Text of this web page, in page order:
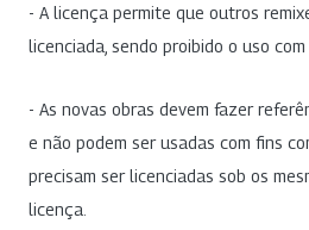
- A licença permite que outros
licenciada, sendo proibido o uso com
- As novas obras devem fazer
e não podem ser usadas com fins
precisam ser licenciadas sob os
licença.